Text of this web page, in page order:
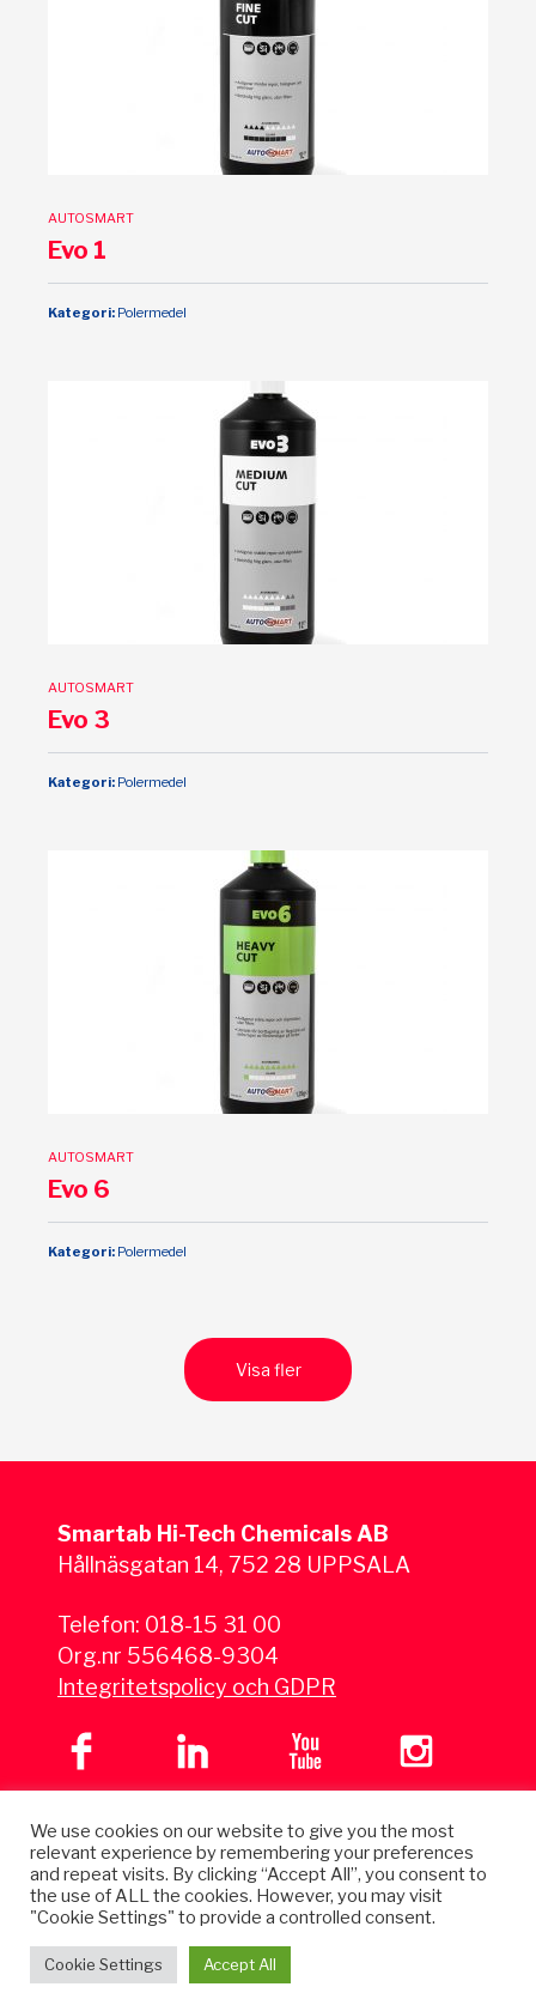
AUTOSMART
Evo 1
Kategori: Polermedel
AUTOSMART
Evo 3
Kategori: Polermedel
AUTOSMART
Evo 6
Kategori: Polermedel
Visa fler
Smartab Hi-Tech Chemicals AB
Hållnäsgatan 14, 752 28 UPPSALA
Telefon: 018-15 31 00
Org.nr 556468-9304
Integritetspolicy och GDPR
We use cookies on our website to give you the most
relevant experience by remembering your preferences
and repeat visits. By clicking “Accept All”, you consent to
the use of ALL the cookies. However, you may visit
"Cookie Settings" to provide a controlled consent.
Cookie Settings Accept All